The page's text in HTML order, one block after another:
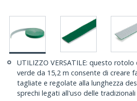
UTILIZZO VERSATILE: questo
verde da 15,2 m consente di creare
tagliate e regolate alla lunghezza
sprechi legati all'uso delle